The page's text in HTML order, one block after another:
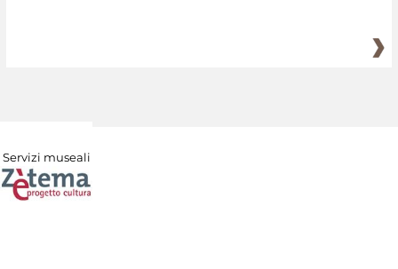
Servizi museali